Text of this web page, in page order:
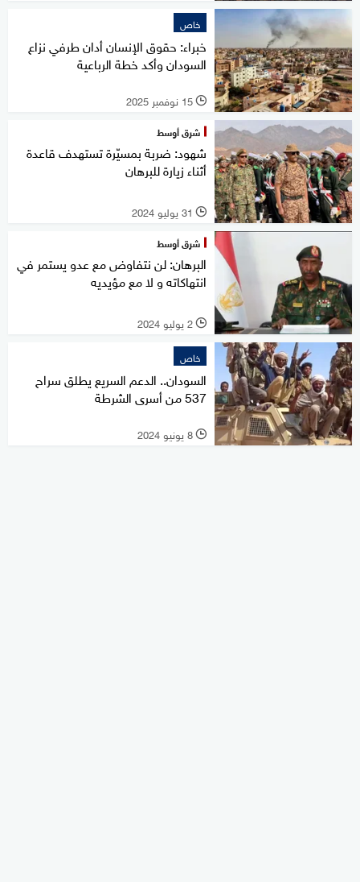
خاص
خبراء: حقوق الإنسان أدان طرفي نزاع
السودان وأكد خطة الرباعية
l 15 نوفمبر 2025
شرق أوسط
شهود: ضربة بمسيّرة تستهدف قاعدة
أثناء زيارة للبرهان
l 31 يوليو 2024
شرق أوسط
البرهان: لن نتفاوض مع عدو يستمر في
انتهاكاته و لا مع مؤيديه
l 2 يوليو 2024
خاص
السودان.. الدعم السريع يطلق سراح
537 من أسرى الشرطة
l 8 يونيو 2024